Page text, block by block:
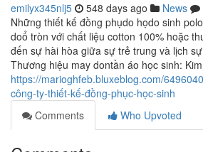
emilyx345nlj5 548 days ago News
Những thiết kế đồng phụdo họdo sinh
doổ tròn với chất liệu cotton 100% hoặc
đến sự hài hòa giữa sự trẻ trung và lịch
Thương hiệu may dontần áo học sinh: Kim
https://marioghfeb.bluxeblog.com/
công-ty-thiết-kế-đồng-phục-học-sinh
Comments
Who Upvoted